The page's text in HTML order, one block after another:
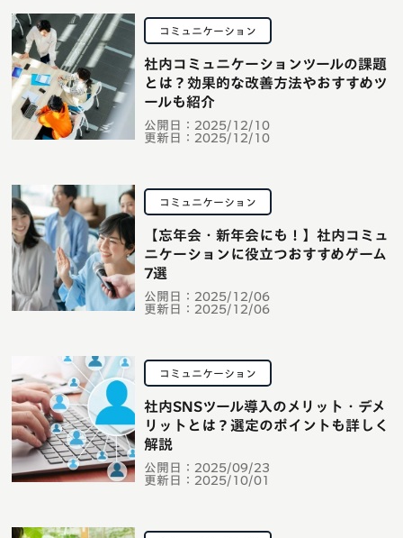
コミュニケーション
公開日： 2025/12/10
更新日： 2025/12/10
社内コミュニケーションツールの課題
とは？効果的な改善方法やおすすめツ
ールも紹介
コミュニケーション
公開日： 2025/12/06
更新日： 2025/12/06
【忘年会・新年会にも！】社内コミュ
ニケーションに役立つおすすめゲーム
7選
コミュニケーション
公開日： 2025/09/23
更新日： 2025/10/01
社内SNSツール導入のメリット・デメ
リットとは？選定のポイントも詳しく
解説